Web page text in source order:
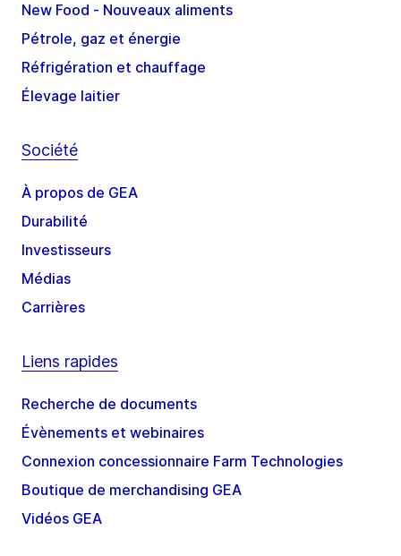
New Food - Nouveaux aliments
Pétrole, gaz et énergie
Réfrigération et chauffage
Élevage laitier
Société
À propos de GEA
Durabilité
Investisseurs
Médias
Carrières
Liens rapides
Recherche de documents
Évènements et webinaires
Connexion concessionnaire Farm Technologies
Boutique de merchandising GEA
Vidéos GEA